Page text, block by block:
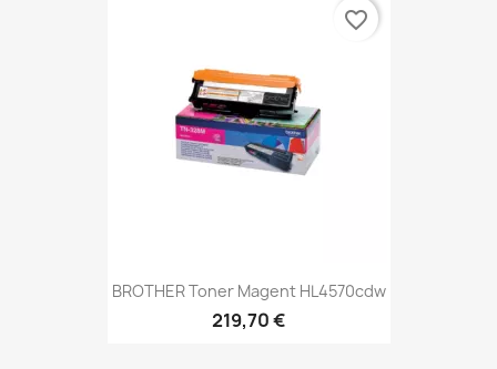
BROTHER Toner Magent HL4570cdw
219,70 €
favorite_border